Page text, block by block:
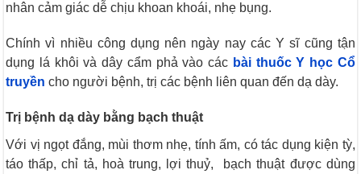
nhân cảm giác dễ chịu khoan khoái, nhẹ bụng.
Chính vì nhiều công dụng nên ngày nay các Y sĩ cũng tận
dụng lá khôi và dây cẩm phả vào các bài thuốc Y học Cổ
truyền cho người bệnh, trị các bệnh liên quan đến dạ dày.
Trị bệnh dạ dày bằng bạch thuật
Với vị ngọt đắng, mùi thơm nhẹ, tính ấm, có tác dụng kiện tỳ,
táo thấp, chỉ tả, hoà trung, lợi thuỷ, bạch thuật được dùng